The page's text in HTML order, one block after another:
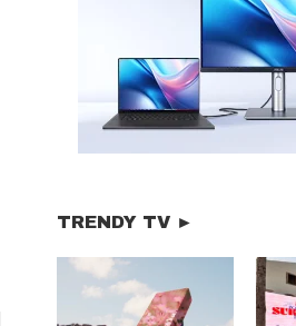
TRENDY TV ►